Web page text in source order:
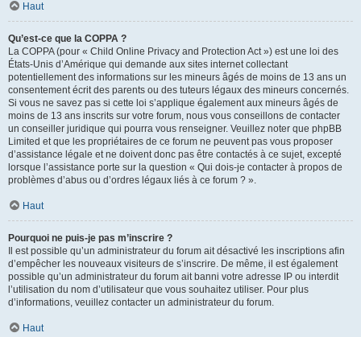
Haut
Qu’est-ce que la COPPA ?
La COPPA (pour « Child Online Privacy and Protection Act ») est une loi des
États-Unis d’Amérique qui demande aux sites internet collectant
potentiellement des informations sur les mineurs âgés de moins de 13 ans un
consentement écrit des parents ou des tuteurs légaux des mineurs concernés.
Si vous ne savez pas si cette loi s’applique également aux mineurs âgés de
moins de 13 ans inscrits sur votre forum, nous vous conseillons de contacter
un conseiller juridique qui pourra vous renseigner. Veuillez noter que phpBB
Limited et que les propriétaires de ce forum ne peuvent pas vous proposer
d’assistance légale et ne doivent donc pas être contactés à ce sujet, excepté
lorsque l’assistance porte sur la question « Qui dois-je contacter à propos de
problèmes d’abus ou d’ordres légaux liés à ce forum ? ».
Haut
Pourquoi ne puis-je pas m’inscrire ?
Il est possible qu’un administrateur du forum ait désactivé les inscriptions afin
d’empêcher les nouveaux visiteurs de s’inscrire. De même, il est également
possible qu’un administrateur du forum ait banni votre adresse IP ou interdit
l’utilisation du nom d’utilisateur que vous souhaitez utiliser. Pour plus
d’informations, veuillez contacter un administrateur du forum.
Haut